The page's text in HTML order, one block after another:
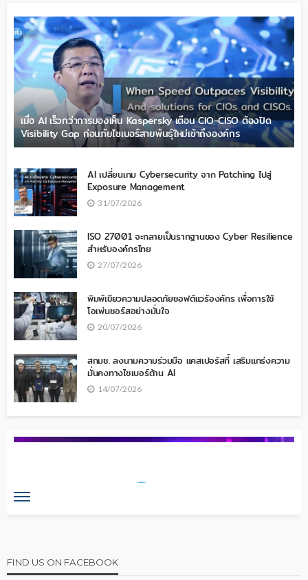
เมื่อ AI เร็วกว่าการมองเห็น Kaspersky เตือน CIO-CISO ต้องปิด
Visibility Gap ก่อนภัยไซเบอร์สายพันธุ์ใหม่เข้าถึงองค์กร
AI เปลี่ยนเกม Cybersecurity จาก Patching ไปสู่
Exposure Management
31/07/2026
ISO 27001 จะกลายเป็นรากฐานของ Cyber Resilience
สำหรับองค์กรไทย
27/07/2026
พิมพ์เขียวความปลอดภัยซอฟต์แวร์องค์กร เพื่อการใช้
โอเพ่นซอร์สอย่างมั่นใจ
20/07/2026
สกมช. ลงนามความร่วมมือ แคสเปอร์สกี้ เสริมแกร่งความ
มั่นคงทางไซเบอร์ด้าน AI
14/07/2026
FIND US ON FACEBOOK